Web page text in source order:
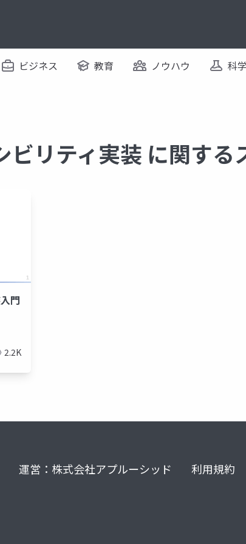
ビジネス 教育 ノウハウ 科
ビリティ実装 に関する
門
2.2K
運営：株式会社アプルーシッド 利用規約